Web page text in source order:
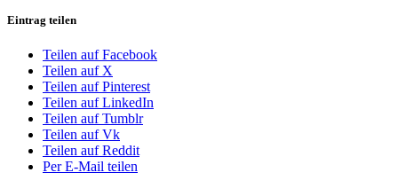
Eintrag teilen
Teilen auf Facebook
Teilen auf X
Teilen auf Pinterest
Teilen auf LinkedIn
Teilen auf Tumblr
Teilen auf Vk
Teilen auf Reddit
Per E-Mail teilen